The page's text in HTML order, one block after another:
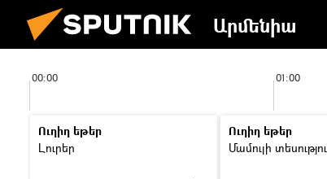
Արմենիա
00:00 01:00
Ուղիղ եթեր
Լուրեր
Ուղիղ եթեր
Մամուլի